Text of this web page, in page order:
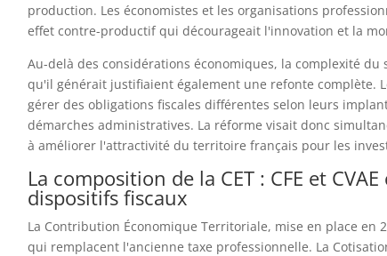
production. Les économistes et les organisations
effet contre-productif qui décourageait l'innovation et la
Au-delà des considérations économiques, la complexité
qu'il générait justifiaient également une refonte complète.
gérer des obligations fiscales différentes selon leurs
démarches administratives. La réforme visait donc
à améliorer l'attractivité du territoire français pour les
La composition de la CET : CFE et
dispositifs fiscaux
La Contribution Économique Territoriale, mise en place en
qui remplacent l'ancienne taxe professionnelle. La